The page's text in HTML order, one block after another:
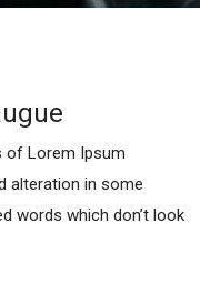
of Lorem Ipsum
alteration in some
words which don’t look